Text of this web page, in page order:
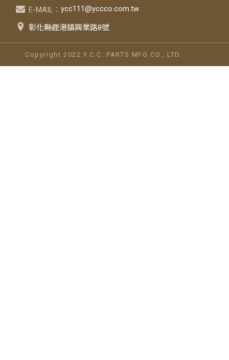
E-MAIL：ycc111@yccco.com.tw
彰化縣鹿港鎮興業路8號
Copyright 2022 Y.C.C. PARTS MFG CO., LTD.